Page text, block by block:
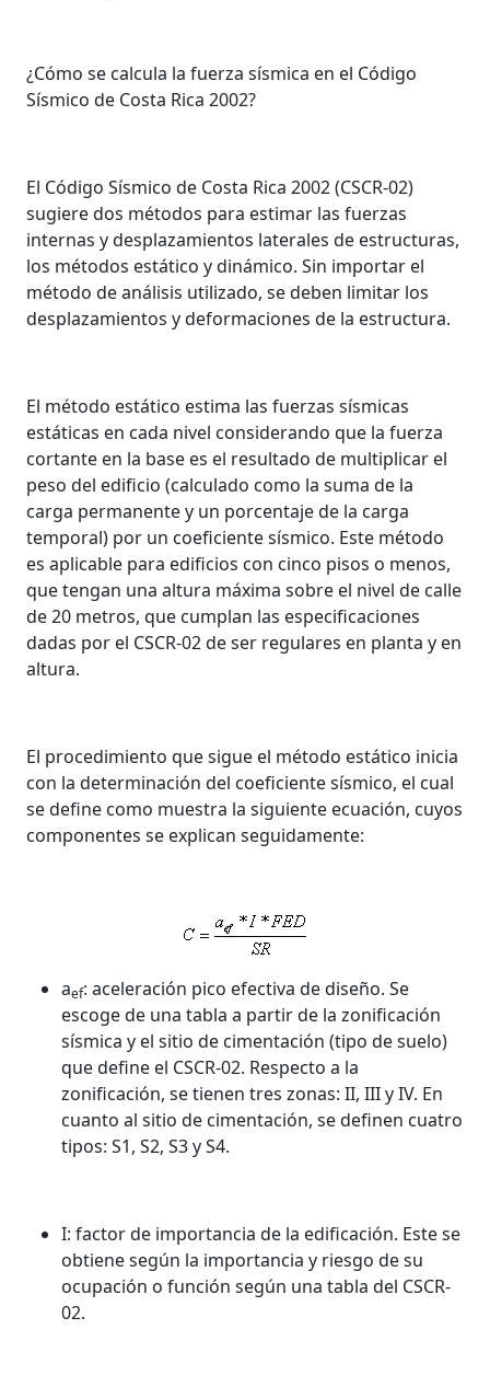
¿Cómo se calcula la fuerza sísmica en el Código
Sísmico de Costa Rica 2002?
El Código Sísmico de Costa Rica 2002 (CSCR-02)
sugiere dos métodos para estimar las fuerzas
internas y desplazamientos laterales de estructuras,
los métodos estático y dinámico. Sin importar el
método de análisis utilizado, se deben limitar los
desplazamientos y deformaciones de la estructura.
El método estático estima las fuerzas sísmicas
estáticas en cada nivel considerando que la fuerza
cortante en la base es el resultado de multiplicar el
peso del edificio (calculado como la suma de la
carga permanente y un porcentaje de la carga
temporal) por un coeficiente sísmico. Este método
es aplicable para edificios con cinco pisos o menos,
que tengan una altura máxima sobre el nivel de calle
de 20 metros, que cumplan las especificaciones
dadas por el CSCR-02 de ser regulares en planta y en
altura.
El procedimiento que sigue el método estático inicia
con la determinación del coeficiente sísmico, el cual
se define como muestra la siguiente ecuación, cuyos
componentes se explican seguidamente:
aef: aceleración pico efectiva de diseño. Se
escoge de una tabla a partir de la zonificación
sísmica y el sitio de cimentación (tipo de suelo)
que define el CSCR-02. Respecto a la
zonificación, se tienen tres zonas: II, III y IV. En
cuanto al sitio de cimentación, se definen cuatro
tipos: S1, S2, S3 y S4.
I: factor de importancia de la edificación. Este se
obtiene según la importancia y riesgo de su
ocupación o función según una tabla del CSCR-
02.